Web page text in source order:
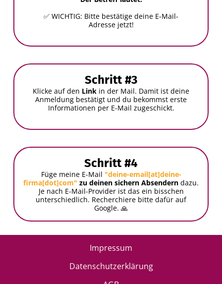
✅ WICHTIG: Bitte bestätige deine E-Mail-
Adresse jetzt!
Schritt #3
Klicke auf den Link in der Mail. Damit ist deine
Anmeldung bestätigt und du bekommst erste
Informationen per E-Mail zugeschickt.
Schritt #4
Füge meine E-Mail "deine-email[at]deine-
firma[dot]com" zu deinen sichern Absendern dazu.
Je nach E-Mail-Provider ist das ein bisschen
unterschiedlich. Recherchiere bitte dafür auf
Google. 🙏
Impressum
Datenschutzerklärung